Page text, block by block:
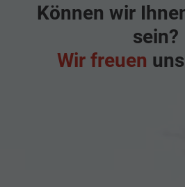
Können wir
sein?
Wir freuen